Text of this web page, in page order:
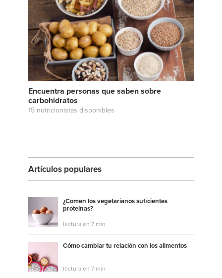
Encuentra personas que saben sobre
carbohidratos
15 nutricionistas disponibles
Artículos populares
¿Comen los vegetarianos suficientes
proteínas?
lectura en 7 min
Cómo cambiar tu relación con los alimentos
lectura en 7 min